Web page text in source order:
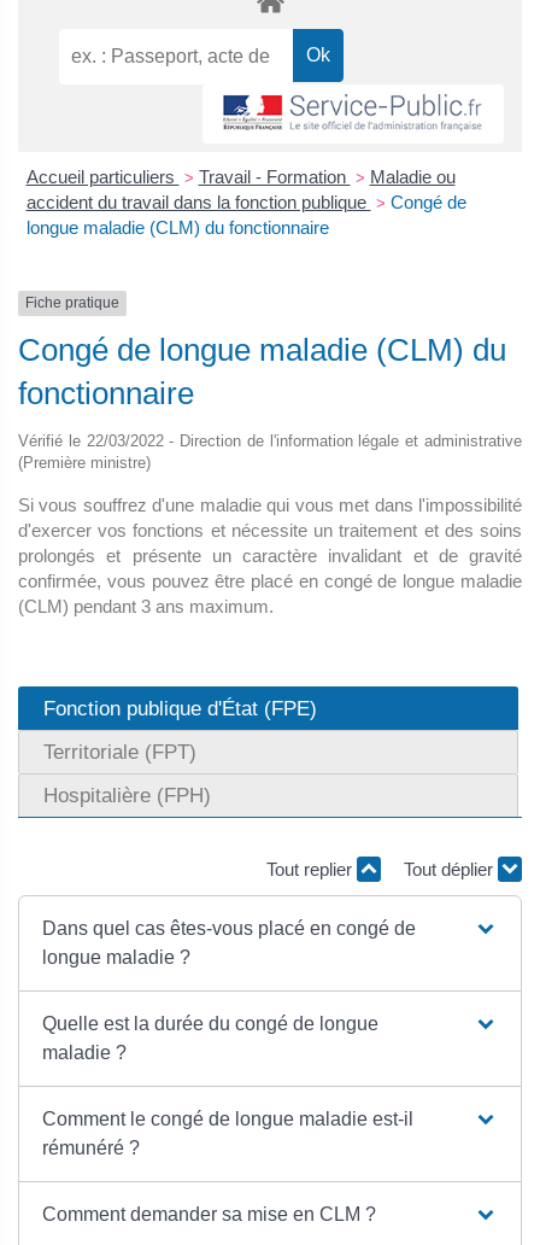
Accueil particuliers > Travail - Formation > Maladie ou
accident du travail dans la fonction publique > Congé de
longue maladie (CLM) du fonctionnaire
Fiche pratique
Congé de longue maladie (CLM) du
fonctionnaire
Vérifié le 22/03/2022 - Direction de l'information légale et administrative
(Première ministre)
Si vous souffrez d'une maladie qui vous met dans l'impossibilité
d'exercer vos fonctions et nécessite un traitement et des soins
prolongés et présente un caractère invalidant et de gravité
confirmée, vous pouvez être placé en congé de longue maladie
(CLM) pendant 3 ans maximum.
Fonction publique d'État (FPE)
Territoriale (FPT)
Hospitalière (FPH)
Tout replier Tout déplier
Dans quel cas êtes-vous placé en congé de
longue maladie ?
Quelle est la durée du congé de longue
maladie ?
Comment le congé de longue maladie est-il
rémunéré ?
Comment demander sa mise en CLM ?